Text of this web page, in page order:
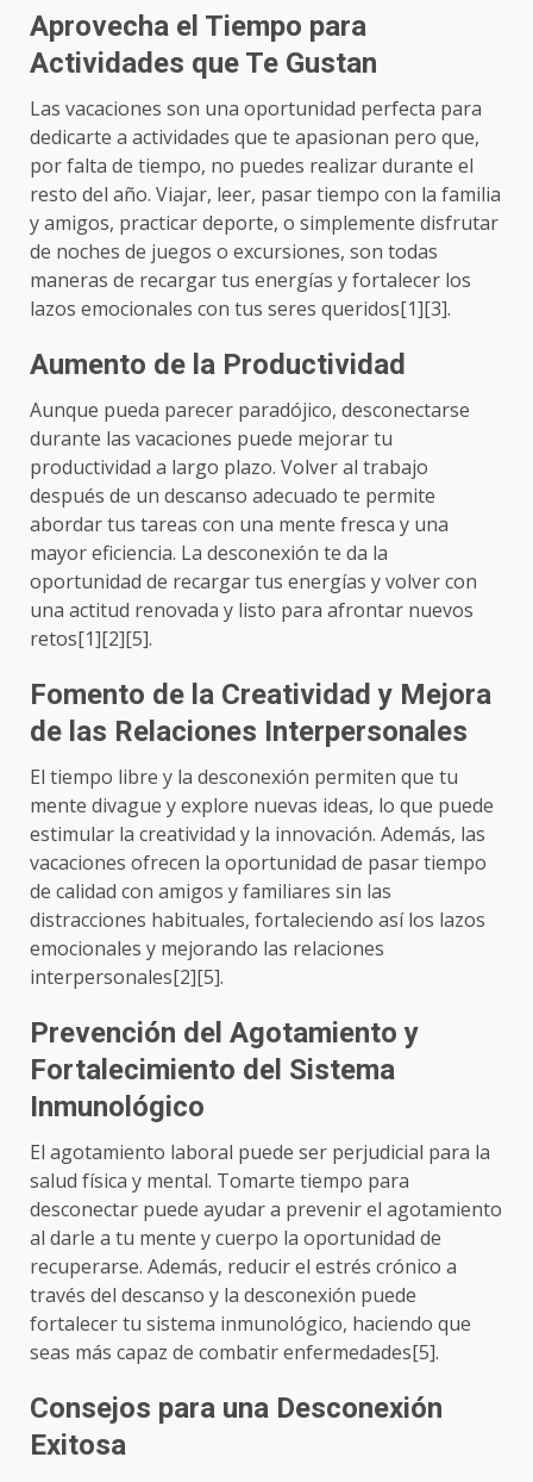
Aprovecha el Tiempo para
Actividades que Te Gustan
Las vacaciones son una oportunidad perfecta para
dedicarte a actividades que te apasionan pero que,
por falta de tiempo, no puedes realizar durante el
resto del año. Viajar, leer, pasar tiempo con la familia
y amigos, practicar deporte, o simplemente disfrutar
de noches de juegos o excursiones, son todas
maneras de recargar tus energías y fortalecer los
lazos emocionales con tus seres queridos[1][3].
Aumento de la Productividad
Aunque pueda parecer paradójico, desconectarse
durante las vacaciones puede mejorar tu
productividad a largo plazo. Volver al trabajo
después de un descanso adecuado te permite
abordar tus tareas con una mente fresca y una
mayor eficiencia. La desconexión te da la
oportunidad de recargar tus energías y volver con
una actitud renovada y listo para afrontar nuevos
retos[1][2][5].
Fomento de la Creatividad y Mejora
de las Relaciones Interpersonales
El tiempo libre y la desconexión permiten que tu
mente divague y explore nuevas ideas, lo que puede
estimular la creatividad y la innovación. Además, las
vacaciones ofrecen la oportunidad de pasar tiempo
de calidad con amigos y familiares sin las
distracciones habituales, fortaleciendo así los lazos
emocionales y mejorando las relaciones
interpersonales[2][5].
Prevención del Agotamiento y
Fortalecimiento del Sistema
Inmunológico
El agotamiento laboral puede ser perjudicial para la
salud física y mental. Tomarte tiempo para
desconectar puede ayudar a prevenir el agotamiento
al darle a tu mente y cuerpo la oportunidad de
recuperarse. Además, reducir el estrés crónico a
través del descanso y la desconexión puede
fortalecer tu sistema inmunológico, haciendo que
seas más capaz de combatir enfermedades[5].
Consejos para una Desconexión
Exitosa